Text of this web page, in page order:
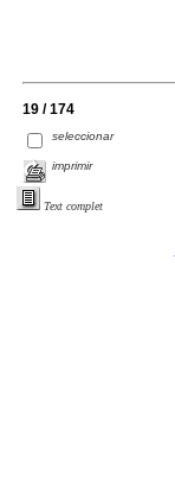
19 / 174
seleccionar
imprimir
Text complet